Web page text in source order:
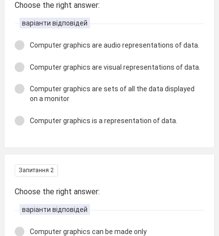
Choose the right answer:
варіанти відповідей
Computer graphics are audio representations of data.
Computer graphics are visual representations of data.
Computer graphics are sets of all the data displayed
on a monitor
Computer graphics is a representation of data.
Запитання 2
Choose the right answer:
варіанти відповідей
Computer graphics can be made only